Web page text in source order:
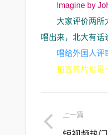
Imagine by
大家评价两所
唱出来，北大有话
唱给外国人评
拍宣传片也是
上一篇